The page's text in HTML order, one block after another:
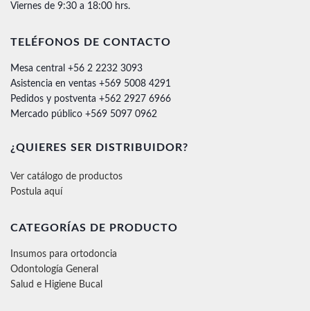
Viernes de 9:30 a 18:00 hrs.
TELÉFONOS DE CONTACTO
Mesa central +56 2 2232 3093
Asistencia en ventas +569 5008 4291
Pedidos y postventa +562 2927 6966
Mercado público +569 5097 0962
¿QUIERES SER DISTRIBUIDOR?
Ver catálogo de productos
Postula aquí
CATEGORÍAS DE PRODUCTO
Insumos para ortodoncia
Odontología General
Salud e Higiene Bucal